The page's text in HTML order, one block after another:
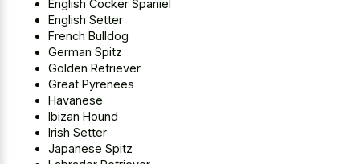
English Cocker Spaniel
English Setter
French Bulldog
German Spitz
Golden Retriever
Great Pyrenees
Havanese
Ibizan Hound
Irish Setter
Japanese Spitz